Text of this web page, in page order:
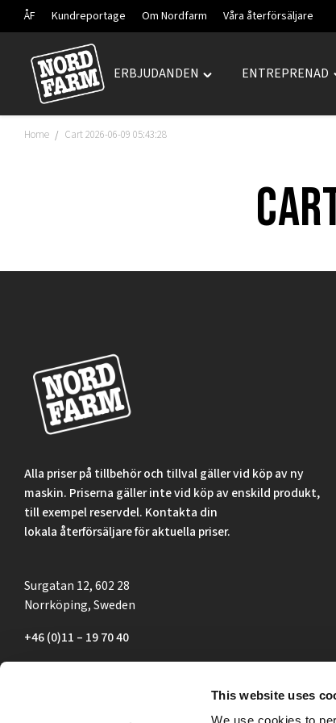
This website uses
ÅF Kundreportage Om Nordfarm Våra återförsäljare
Hoppa
innehåll
ERBJUDANDEN
Toggle
ENTREPRENAD
Home / Cart 2026-06-09 05:43:28
Alla priser på tillbehör och tillval gäller vid köp av ny
maskin. Priserna gäller inte vid köp av enskild produkt,
till exempel reservdel. Kontakta din
lokala återförsäljare för aktuella priser.
Surgatan 12, 602 28
Norrköping, Sweden
+46 (0)11 – 19 70 40